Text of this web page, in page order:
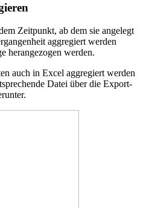
Zeitpunkt, ab dem sie angelegt
aggregiert werden
herangezogen werden.
auch in Excel aggregiert werden
Datei über die Export-